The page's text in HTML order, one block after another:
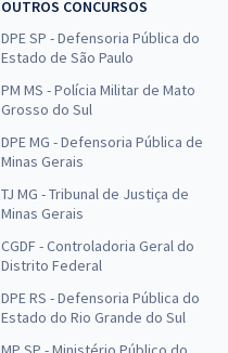
OUTROS CONCURSOS
DPE SP - Defensoria Pública do
Estado de São Paulo
PM MS - Polícia Militar de Mato
Grosso do Sul
DPE MG - Defensoria Pública de
Minas Gerais
TJ MG - Tribunal de Justiça de
Minas Gerais
CGDF - Controladoria Geral do
Distrito Federal
DPE RS - Defensoria Pública do
Estado do Rio Grande do Sul